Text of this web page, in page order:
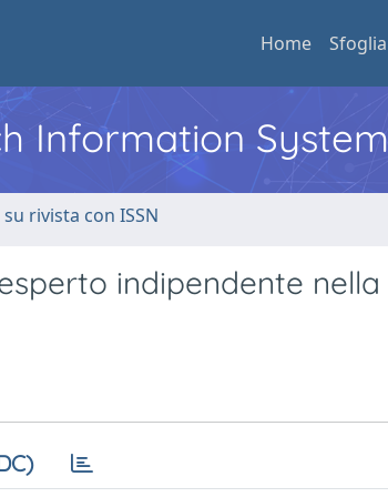
Home Sfoglia
Information System
rivista con ISSN
indipendente nella